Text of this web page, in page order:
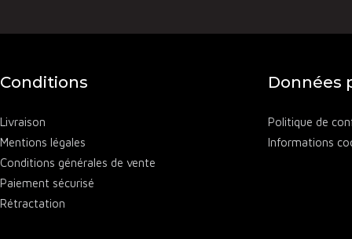
offrant des
Conditions
Livraison
Mentions légales
Conditions générales de vente
Paiement sécurisé
Rétractation
Données
Politique de
Informations